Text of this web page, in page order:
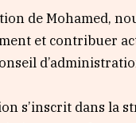
de Mohamed,
et contribuer
s’inscrit dans la